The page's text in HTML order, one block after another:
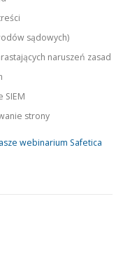
sądowych)
naruszeń zasad
SIEM
strony
webinarium Safetica